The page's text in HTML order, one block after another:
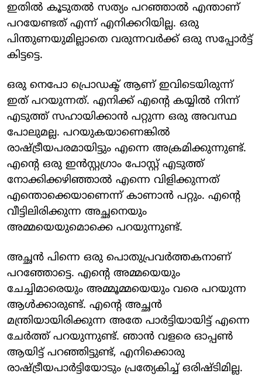
ഇതിൽ കൂടുതൽ സത്യം പറഞ്ഞാൽ എന്താണ്
പറയേണ്ടത് എന്ന് എനിക്കറിയില്ല. ഒരു
പിന്തുണയുമില്ലാതെ വരുന്നവർക്ക് ഒരു സപ്പോർട്ട്
കിട്ടട്ടെ.
ഒരു നെപോ പ്രൊഡക്ട് ആണ് ഇവിടെയിരുന്ന്
ഇത് പറയുന്നത്. എനിക്ക് എന്റെ കയ്യിൽ നിന്ന്
എടുത്ത് സഹായിക്കാൻ പറ്റുന്ന ഒരു അവസ്ഥ
പോലുമല്ല. പറയുകയാണെങ്കിൽ
രാഷ്ട്രീയപരമായിട്ടും എന്നെ അക്രമിക്കുന്നുണ്ട്.
എന്റെ ഒരു ഇൻസ്റ്റ​ഗ്രാം പോസ്റ്റ് എടുത്ത്
നോക്കിക്കഴി‍‍ഞ്ഞാൽ എന്നെ വിളിക്കുന്നത്
എന്തൊക്കെയാണെന്ന് കാണാൻ പറ്റും. എന്റെ
വീട്ടിലിരിക്കുന്ന അച്ഛനെയും
അമ്മയെയുമൊക്കെ പറയുന്നുണ്ട്.
അച്ഛൻ പിന്നെ ഒരു പൊതുപ്രവർത്തകനാണ്
പറഞ്ഞോട്ടെ. എന്റെ അമ്മയെയും
ചേച്ചിമാരെയും അമ്മൂമ്മയെയും വരെ പറയുന്ന
ആൾക്കാരുണ്ട്. എന്റെ അച്ഛൻ
മന്ത്രിയായിരിക്കുന്ന അതേ പാർട്ടിയായിട്ട് എന്നെ
ചേർത്ത് പറയുന്നുണ്ട്. ഞാൻ വളരെ ഓപ്പൺ
ആയിട്ട് പറഞ്ഞിട്ടുണ്ട്, എനിക്കൊരു
രാഷ്ട്രീയപാർട്ടിയോടും പ്രത്യേകിച്ച് ഒരിഷ്ടിമില്ല.